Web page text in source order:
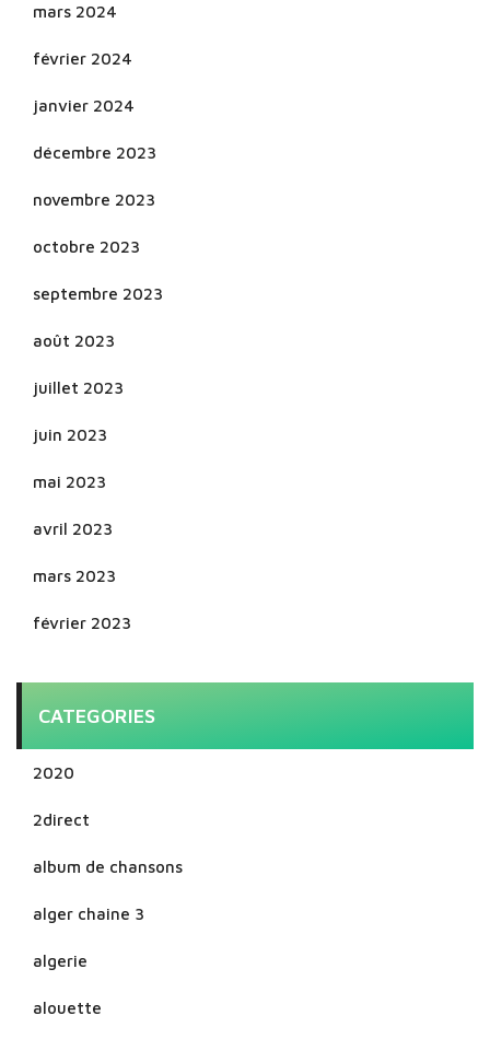
mars 2024
février 2024
janvier 2024
décembre 2023
novembre 2023
octobre 2023
septembre 2023
août 2023
juillet 2023
juin 2023
mai 2023
avril 2023
mars 2023
février 2023
CATEGORIES
2020
2direct
album de chansons
alger chaine 3
algerie
alouette